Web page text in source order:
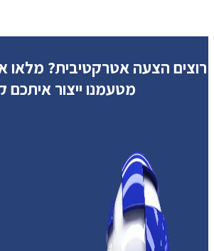
רוצים הצעה אטרקטיבית? מלאו
מטעמנו ייצור איתכם